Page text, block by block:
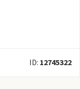
ID: 12745322